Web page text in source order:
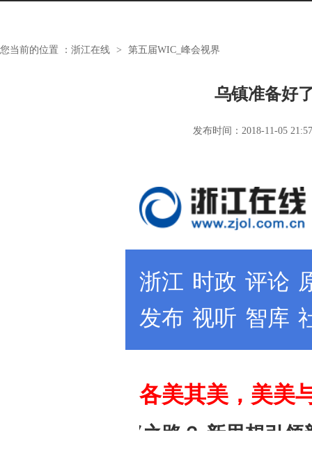
您当前的位置 ： 浙江在线 > 第五届WIC_峰会视界
乌镇准备好
发布时间：2018-11-05